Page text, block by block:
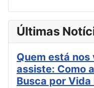
Últimas
Quem está nos
assiste: Como
Busca por